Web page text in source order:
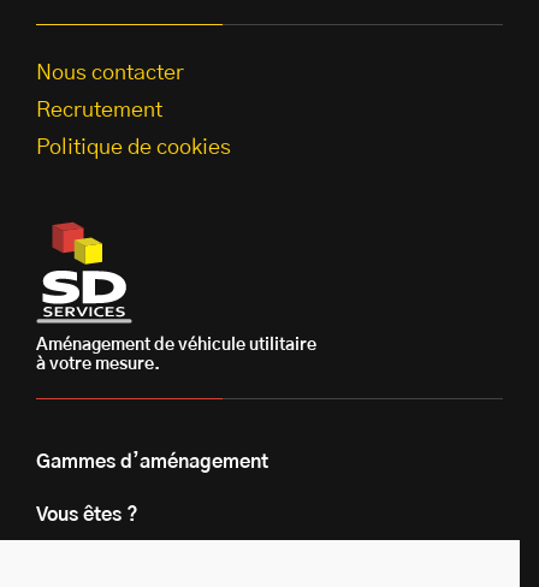
Nous contacter
Recrutement
Politique de cookies
Aménagement de véhicule utilitaire
à votre mesure.
Gammes d’aménagement
Vous êtes ?